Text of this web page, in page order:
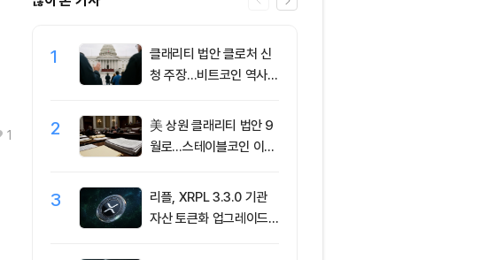
1
1
클래리티 법안 클로처 신
청 주장…비트코인 역사가
2
美 상원 클래리티 법안 9
월로…스테이블코인 이자
3
리플, XRPL 3.3.0 기관
자산 토큰화 업그레이드